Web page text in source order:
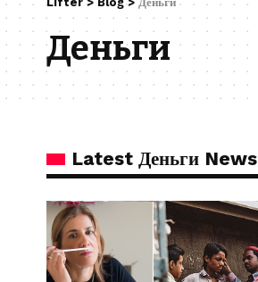
Деньги
Latest Деньги News